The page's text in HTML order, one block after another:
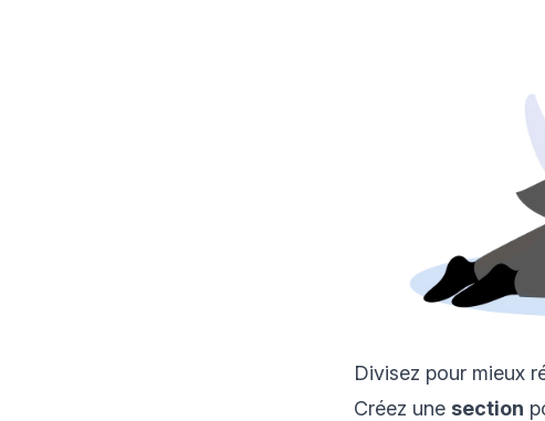
Divisez pour mieux
Créez une section